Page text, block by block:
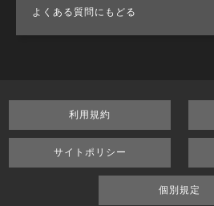
よくある質問にもどる
利用規約
サイトポリシー
個別規定